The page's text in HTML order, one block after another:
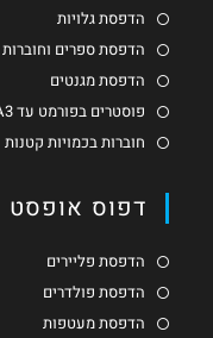
הדפסת גלויות
הדפסת ספרים וחוברות
הדפסת מגנטים
פוסטרים בפורמט עד A3
חוברות בכמויות קטנות
דפוס אופסט
הדפסת פליירים
הדפסת פולדרים
הדפסת מעטפות